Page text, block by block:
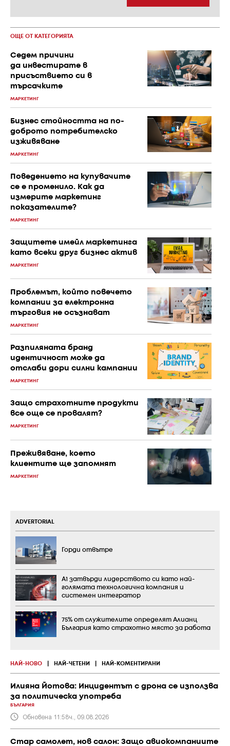
ОЩЕ ОТ КАТЕГОРИЯТА
Седем причини
да инвестирате в
присъствието си в
търсачките
МАРКЕТИНГ
Бизнес стойността на по-
доброто потребителско
изживяване
МАРКЕТИНГ
Поведението на купувачите
се е променило. Как да
измерите маркетинг
показателите?
МАРКЕТИНГ
Защитете имейл маркетинга
като всеки друг бизнес актив
МАРКЕТИНГ
Проблемът, който повечето
компании за електронна
търговия не осъзнават
МАРКЕТИНГ
Разпиляната бранд
идентичност може да
отслаби дори силни кампании
МАРКЕТИНГ
Защо страхотните продукти
все още се провалят?
МАРКЕТИНГ
Преживяване, което
клиентите ще запомнят
МАРКЕТИНГ
НАЙ-НОВО НАЙ-ЧЕТЕНИ НАЙ-КОМЕНТИРАНИ
Илияна Йотова: Инцидентът с дрона се използва
за политическа употреба
БЪЛГАРИЯ
Обновена 11:58ч., 09.08.2026
Стар самолет, нов салон: Защо авиокомпаниите
ADVERTORIAL
Горди отвътре
А1 затвърди лидерството си като най-
голямата технологична компания и
системен интегратор
75% от служителите определят Алианц
България като страхотно място за работа